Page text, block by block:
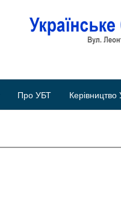
Про УБТ